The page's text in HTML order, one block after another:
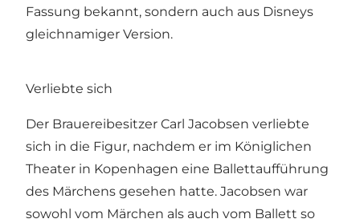
Fassung bekannt, sondern auch aus Disneys
gleichnamiger Version.
Verliebte sich
Der Brauereibesitzer Carl Jacobsen verliebte
sich in die Figur, nachdem er im Königlichen
Theater in Kopenhagen eine Ballettaufführung
des Märchens gesehen hatte. Jacobsen war
sowohl vom Märchen als auch vom Ballett so